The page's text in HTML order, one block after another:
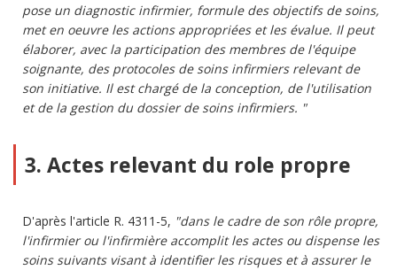
pose un diagnostic infirmier, formule des objectifs de soins,
met en oeuvre les actions appropriées et les évalue. Il peut
élaborer, avec la participation des membres de l'équipe
soignante, des protocoles de soins infirmiers relevant de
son initiative. Il est chargé de la conception, de l'utilisation
et de la gestion du dossier de soins infirmiers. "
3. Actes relevant du role propre
D'après l'article R. 4311-5, "dans le cadre de son rôle propre,
l'infirmier ou l'infirmière accomplit les actes ou dispense les
soins suivants visant à identifier les risques et à assurer le